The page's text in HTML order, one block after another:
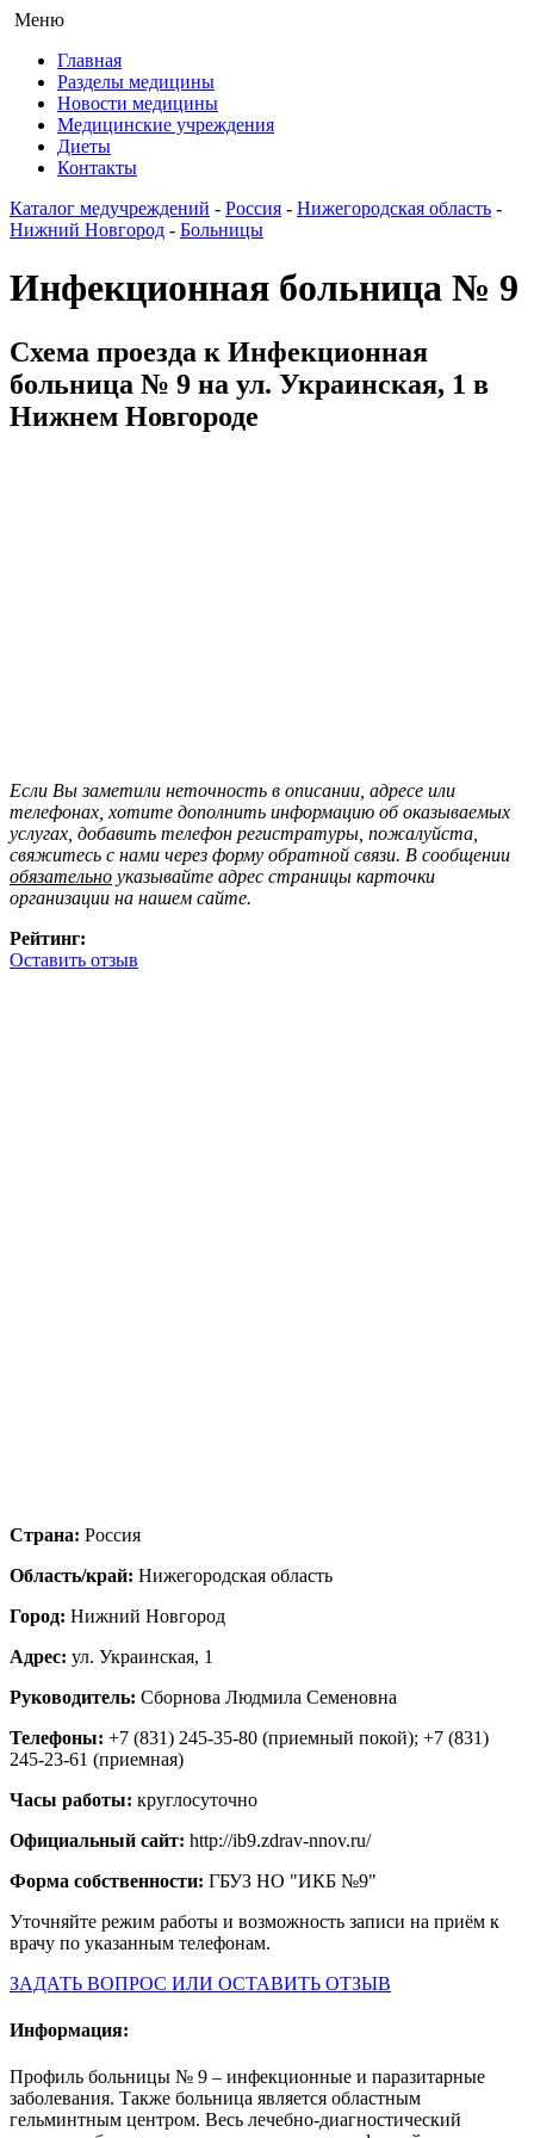
Меню
Главная
Разделы медицины
Новости медицины
Медицинские учреждения
Диеты
Контакты
Каталог медучреждений - Россия - Нижегородская область -
Нижний Новгород - Больницы
Инфекционная больница № 9
Схема проезда к Инфекционная
больница № 9 на ул. Украинская, 1 в
Нижнем Новгороде
Если Вы заметили неточность в описании, адресе или
телефонах, хотите дополнить информацию об оказываемых
услугах, добавить телефон регистратуры, пожалуйста,
свяжитесь с нами через форму обратной связи. В сообщении
обязательно указывайте адрес страницы карточки
организации на нашем сайте.
Рейтинг:
Оставить отзыв
Страна: Россия
Область/край: Нижегородская область
Город: Нижний Новгород
Адрес: ул. Украинская, 1
Руководитель: Сборнова Людмила Семеновна
Телефоны: +7 (831) 245-35-80 (приемный покой); +7 (831)
245-23-61 (приемная)
Часы работы: круглосуточно
Официальный сайт: http://ib9.zdrav-nnov.ru/
Форма собственности: ГБУЗ НО "ИКБ №9"
Уточняйте режим работы и возможность записи на приём к
врачу по указанным телефонам.
ЗАДАТЬ ВОПРОС ИЛИ ОСТАВИТЬ ОТЗЫВ
Информация:
Профиль больницы № 9 – инфекционные и паразитарные
заболевания. Также больница является областным
гельминтным центром. Весь лечебно-диагностический